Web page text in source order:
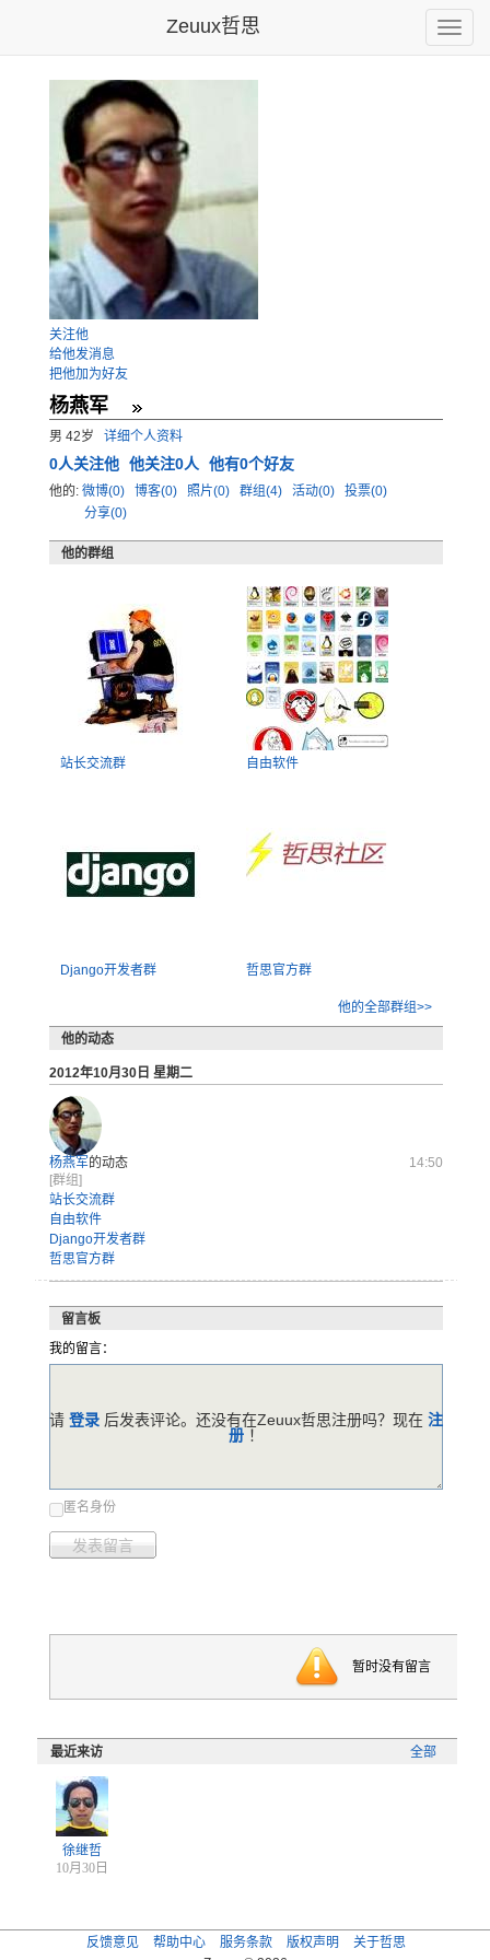
Toggle
Zeuux哲思
关注他
给他发消息
把他加为好友
杨燕军
男 42岁 详细个人资料
0人关注他 他关注0人 他有0个好友
他的: 微博(0) 博客(0) 照片(0) 群组(4) 活动(0)
投票(0)
分享(0)
他的群组
站长交流群 自由软件
Django开发者群 哲思官方群
他的全部群组>>
他的动态
2012年10月30日 星期二
杨燕军的动态
14:50
[群组]
站长交流群
自由软件
Django开发者群
哲思官方群
留言板
我的留言：
匿名身份
发表留言
请 登录 后发表评论。还没有在Zeuux哲思注册吗？现在 注
册 ！
暂时没有留言
全部
最近来访
徐继哲
10月30日
反馈意见 帮助中心 服务条款 版权声明
关于哲思